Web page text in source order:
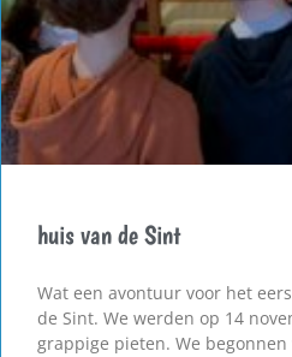
huis van de Sint
Wat een avontuur voor het
de Sint. We werden op 14
grappige pieten. We begonnen